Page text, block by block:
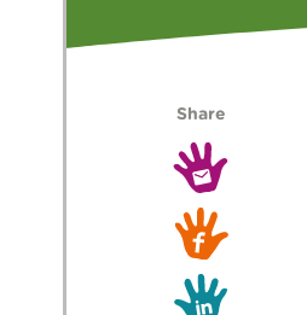
Share